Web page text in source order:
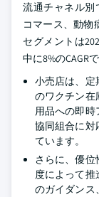
流通チャネル別
コマース、動物
セグメントは
中に8%のCAGR
小売店は、定
のワクチン在
用品への即時
協同組合に対
ています。
さらに、優位
度によって推
のガイダンス